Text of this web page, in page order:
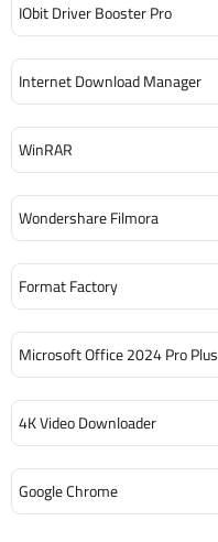
IObit Driver Booster Pro
Internet Download Manager
WinRAR
Wondershare Filmora
Format Factory
Microsoft Office 2024 Pro Plus
4K Video Downloader
Google Chrome